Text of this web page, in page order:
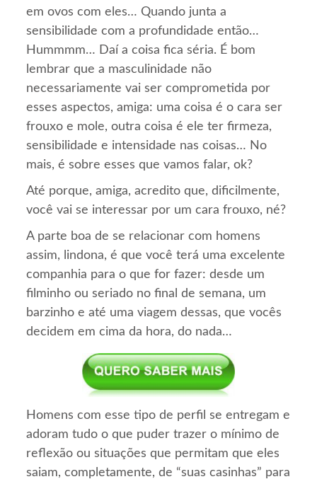
em ovos com eles… Quando junta a
sensibilidade com a profundidade então…
Hummmm… Daí a coisa fica séria. É bom
lembrar que a masculinidade não
necessariamente vai ser comprometida por
esses aspectos, amiga: uma coisa é o cara ser
frouxo e mole, outra coisa é ele ter firmeza,
sensibilidade e intensidade nas coisas… No
mais, é sobre esses que vamos falar, ok?
Até porque, amiga, acredito que, dificilmente,
você vai se interessar por um cara frouxo, né?
A parte boa de se relacionar com homens
assim, lindona, é que você terá uma excelente
companhia para o que for fazer: desde um
filminho ou seriado no final de semana, um
barzinho e até uma viagem dessas, que vocês
decidem em cima da hora, do nada…
Homens com esse tipo de perfil se entregam e
adoram tudo o que puder trazer o mínimo de
reflexão ou situações que permitam que eles
saiam, completamente, de “suas casinhas” para